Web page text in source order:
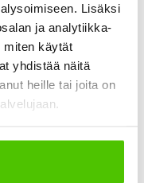
Lisäksi
ja analytiikka-
miten käytät
yhdistää näitä
heille tai joita on
erityisesti
Ne
läheisyyteen.